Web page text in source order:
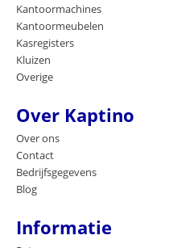
Kantoormachines
Kantoormeubelen
Kasregisters
Kluizen
Overige
Over Kaptino
Over ons
Contact
Bedrijfsgegevens
Blog
Informatie